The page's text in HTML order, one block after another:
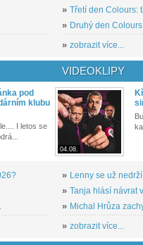
» Třetí den Colours:
» Druhý den
» zobrazit více...
pod
klubu
I letos se
VIDEOKLIPY
04.08.
» Lenny se už
» Tanja hlásí návrat
» Michal Hrůza
» zobrazit více...